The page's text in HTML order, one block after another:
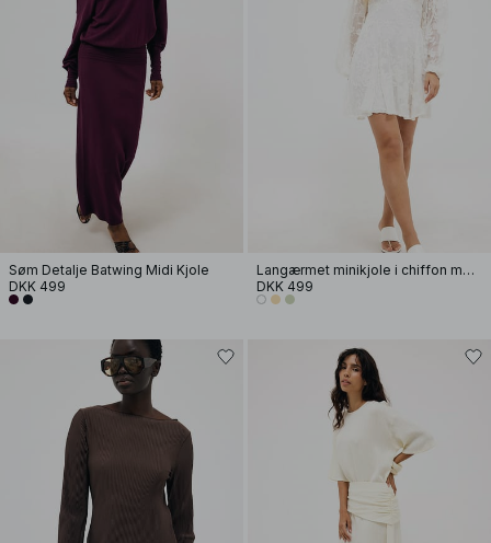
Søm Detalje Batwing Midi Kjole
DKK 499
Langærmet minikjole i chiffon med broderi
DKK 499